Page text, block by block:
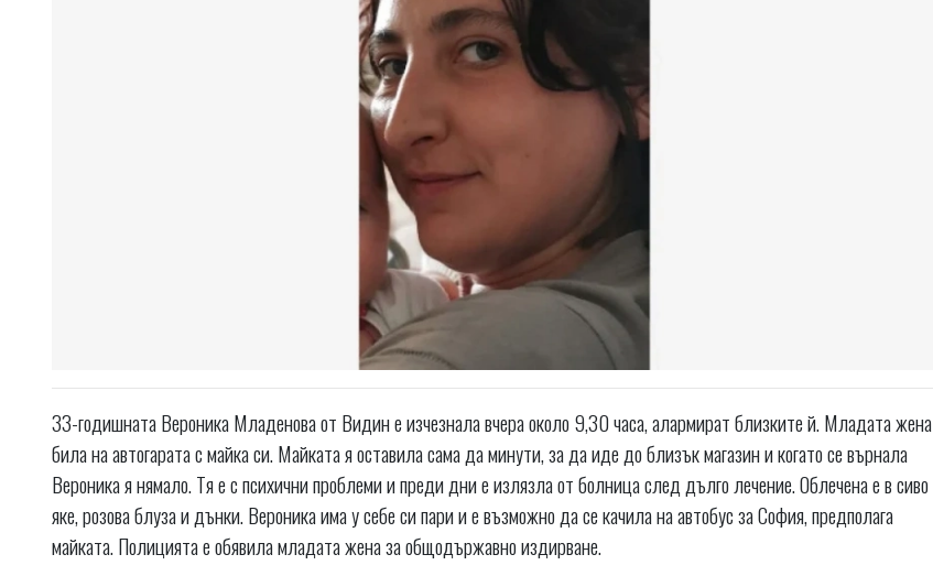
33-годишната Вероника Младенова от Видин е изчезнала вчера около 9,30 часа, алармират близките й. Младата жена
била на автогарата с майка си. Майката я оставила сама да минути, за да иде до близък магазин и когато се върнала
Вероника я нямало. Тя е с психични проблеми и преди дни е излязла от болница след дълго лечение. Облечена е в сиво
яке, розова блуза и дънки. Вероника има у себе си пари и е възможно да се качила на автобус за София, предполага
майката. Полицията е обявила младата жена за общодържавно издирване.